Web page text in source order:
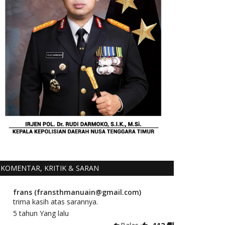
KOMENTAR, KRITIK & SARAN
frans (fransthmanuain@gmail.com)
trima kasih atas sarannya.
5 tahun Yang lalu